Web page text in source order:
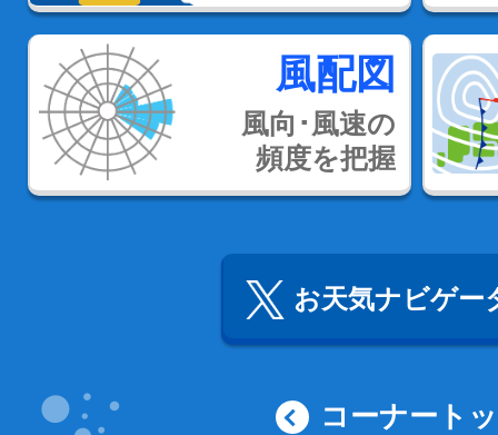
風配図
風向･風速の
頻度を把握
お天気ナビゲー
コーナート